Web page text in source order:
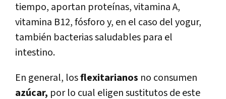
tiempo, aportan proteínas, vitamina A,
vitamina B12, fósforo y, en el caso del yogur,
también bacterias saludables para el
intestino.
En general, losflexitarianos no consumen
azúcar, por lo cual eligen sustitutos de este